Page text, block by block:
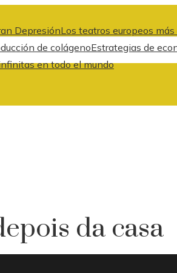
DepresiónLos teatros europeos
de colágenoEstrategias de
en todo el mundo
da casa